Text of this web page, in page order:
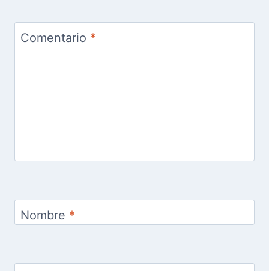
Comentario *
Nombre *